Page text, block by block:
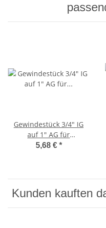
Gewindestück 3/4" IG
auf 1" AG für
Wasserzähler, Länge
5,68 € *
Kunden kauften